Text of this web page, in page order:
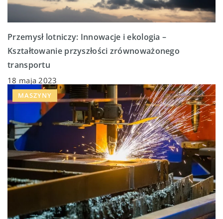
Przemysł lotniczy: Innowacje i ekologia –
Kształtowanie przyszłości zrównoważonego
transportu
18 maja 2023
MASZYNY